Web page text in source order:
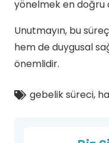
yönelmek en doğru
Unutmayın, bu
hem de duygusal
önemlidir.
gebelik süreci,